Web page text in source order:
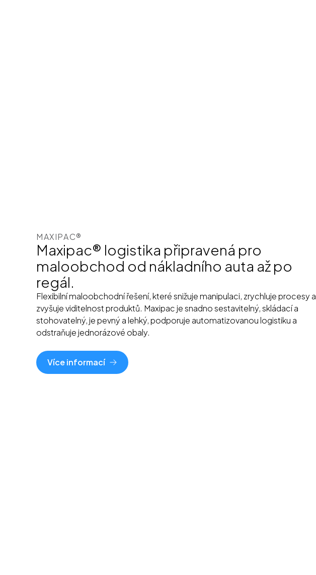
MAXIPAC®
Maxipac® logistika připravená pro
maloobchod od nákladního auta až po
regál.
Flexibilní maloobchodní řešení, které snižuje manipulaci, zrychluje procesy a
zvyšuje viditelnost produktů. Maxipac je snadno sestavitelný, skládací a
stohovatelný, je pevný a lehký, podporuje automatizovanou logistiku a
odstraňuje jednorázové obaly.
Více informací